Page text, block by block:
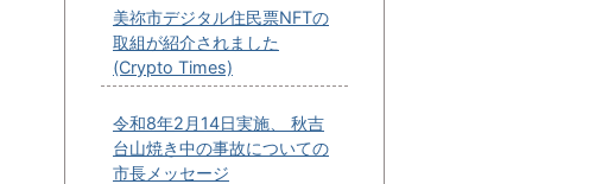
美祢市デジタル住民票NFTの
取組が紹介されました
(Crypto Times)
令和8年2月14日実施、 秋吉
台山焼き中の事故についての
市長メッセージ